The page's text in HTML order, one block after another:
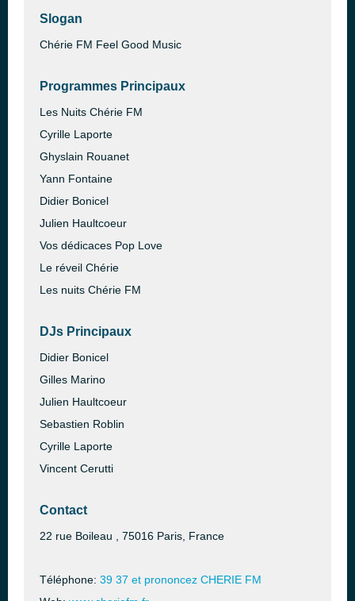
Slogan
Chérie FM Feel Good Music
Programmes Principaux
Les Nuits Chérie FM
Cyrille Laporte
Ghyslain Rouanet
Yann Fontaine
Didier Bonicel
Julien Haultcoeur
Vos dédicaces Pop Love
Le réveil Chérie
Les nuits Chérie FM
DJs Principaux
Didier Bonicel
Gilles Marino
Julien Haultcoeur
Sebastien Roblin
Cyrille Laporte
Vincent Cerutti
Contact
22 rue Boileau , 75016 Paris, France
Téléphone: 39 37 et prononcez CHERIE FM